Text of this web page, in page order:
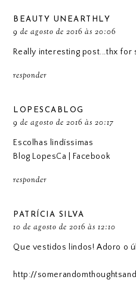
BEAUTY UNEARTHLY
9 de agosto de 2016 às 20:06
Really interesting post...thx for
responder
LOPESCABLOG
9 de agosto de 2016 às 20:17
Escolhas lindíssimas
Blog LopesCa
Facebook
responder
PATRÍCIA SILVA
10 de agosto de 2016 às 12:10
Que vestidos lindos! Adoro o
http://